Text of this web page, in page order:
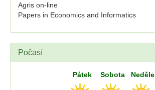
Agris on-line
Papers in Economics and Informatics
Počasí
Pátek Sobota Neděle